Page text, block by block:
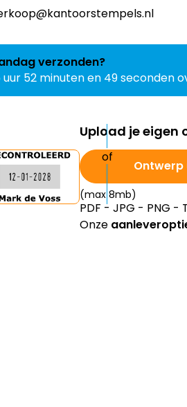
verzonden?
uur 52 minuten en 48 seconden
Ontwerp
(max 8mb)
PDF - JPG - PNG -
Onze